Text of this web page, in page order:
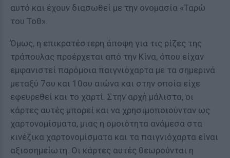
αυτό και έχουν διασωθεί με την ονομασία «Ταρώ
του Τοθ».
Όμως, η επικρατέστερη άποψη για τις ρίζες της
τράπουλας προέρχεται από την Κίνα, όπου είχαν
εμφανιστεί παρόμοια παιγνιόχαρτα με τα σημερινά
μεταξύ 7ου και 10ου αιώνα και στην οποία είχε
εφευρεθεί και το χαρτί. Στην αρχή μάλιστα, οι
κάρτες αυτές μπορεί και να χρησιμοποιούνταν ως
χαρτονομίσματα, μιας η ομοιότητα ανάμεσα στα
κινέζικα χαρτονομίσματα και τα παιγνιόχαρτα είναι
αξιοσημείωτη. Οι κάρτες αυτές θεωρούνται η